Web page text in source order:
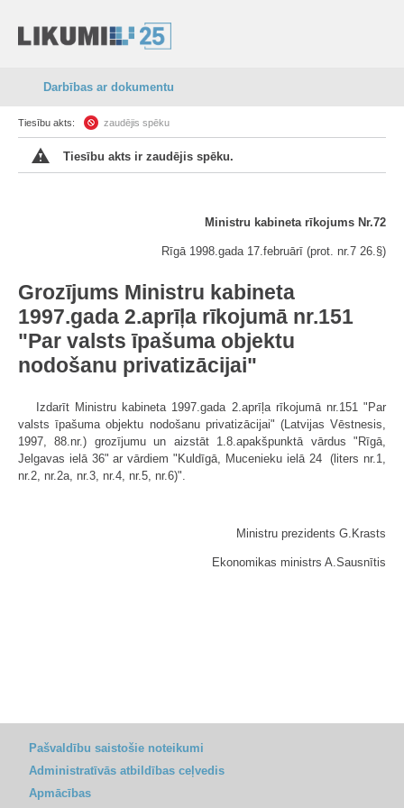
Darbības ar dokumentu
Tiesību akts: zaudējis spēku
Tiesību akts ir zaudējis spēku.
Ministru kabineta rīkojums Nr.72
Rīgā 1998.gada 17.februārī (prot. nr.7 26.§)
Grozījums Ministru kabineta
1997.gada 2.aprīļa rīkojumā nr.151
"Par valsts īpašuma objektu
nodošanu privatizācijai"
Izdarīt Ministru kabineta 1997.gada 2.aprīļa rīkojumā nr.151 "Par
valsts īpašuma objektu nodošanu privatizācijai" (Latvijas Vēstnesis,
1997, 88.nr.) grozījumu un aizstāt 1.8.apakšpunktā vārdus "Rīgā,
Jelgavas ielā 36" ar vārdiem "Kuldīgā, Mucenieku ielā 24 (liters nr.1,
nr.2, nr.2a, nr.3, nr.4, nr.5, nr.6)".
Ministru prezidents G.Krasts
Ekonomikas ministrs A.Sausnītis
Pašvaldību saistošie noteikumi
Administratīvās atbildības ceļvedis
Apmācības